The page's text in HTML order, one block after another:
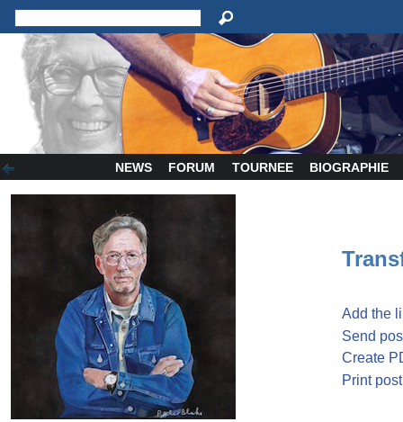
NEWS FORUM TOURNEE BIOGRAPHIE
Add the
Send
Create
Print post